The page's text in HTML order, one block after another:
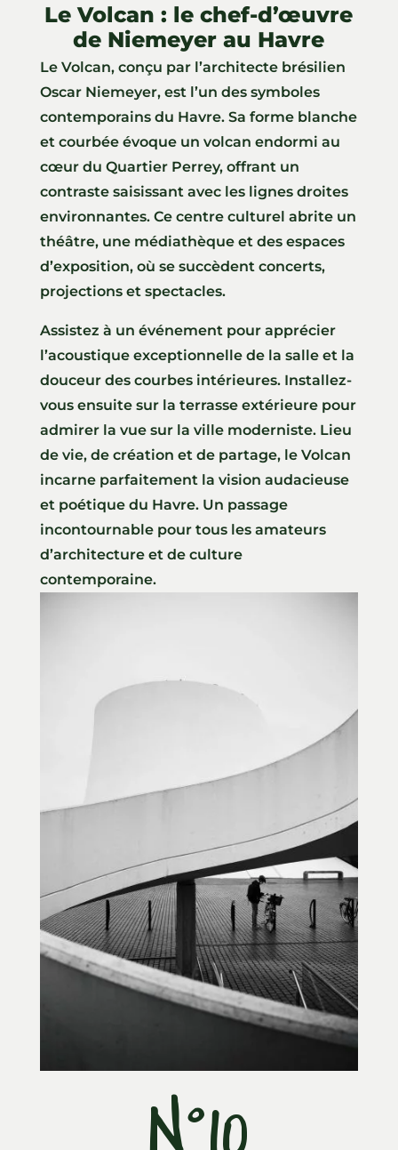
Le Volcan : le chef-d’œuvre
de Niemeyer au Havre
Le Volcan, conçu par l’architecte brésilien
Oscar Niemeyer, est l’un des symboles
contemporains du Havre. Sa forme blanche
et courbée évoque un volcan endormi au
cœur du Quartier Perrey, offrant un
contraste saisissant avec les lignes droites
environnantes. Ce centre culturel abrite un
théâtre, une médiathèque et des espaces
d’exposition, où se succèdent concerts,
projections et spectacles.
Assistez à un événement pour apprécier
l’acoustique exceptionnelle de la salle et la
douceur des courbes intérieures. Installez-
vous ensuite sur la terrasse extérieure pour
admirer la vue sur la ville moderniste. Lieu
de vie, de création et de partage, le Volcan
incarne parfaitement la vision audacieuse
et poétique du Havre. Un passage
incontournable pour tous les amateurs
d’architecture et de culture
contemporaine.